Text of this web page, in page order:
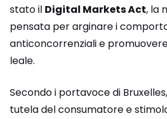
stato il Digital Markets Act, la
pensata per arginare i
anticoncorrenziali e
leale.
Secondo i portavoce di
tutela del consumatore e